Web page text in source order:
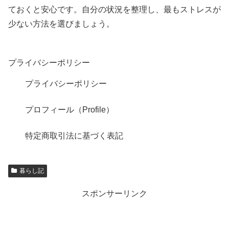
ておくと安心です。自分の状況を整理し、最もストレスが
少ない方法を選びましょう。
プライバシーポリシー
プライバシーポリシー
プロフィール（Profile）
特定商取引法に基づく表記
暮らし記
スポンサーリンク